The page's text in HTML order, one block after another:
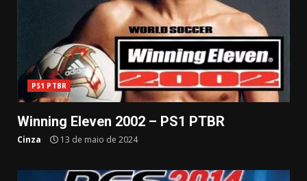
PS1 PTBR
Winning Eleven 2002 – PS1 PTBR
Cinza 13 de maio de 2024